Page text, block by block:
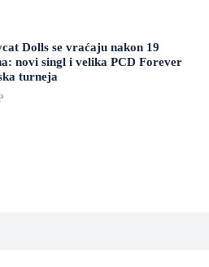
Dolls se vraćaju nakon 19
novi singl i velika PCD Forever
turneja